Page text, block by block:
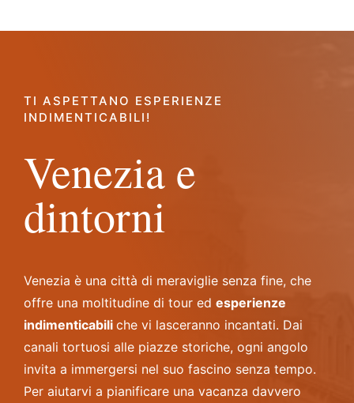
TI ASPETTANO ESPERIENZE
INDIMENTICABILI!
Venezia e
dintorni
Venezia è una città di meraviglie senza fine, che
offre una moltitudine di tour ed esperienze
indimenticabili che vi lasceranno incantati. Dai
canali tortuosi alle piazze storiche, ogni angolo
invita a immergersi nel suo fascino senza tempo.
Per aiutarvi a pianificare una vacanza davvero